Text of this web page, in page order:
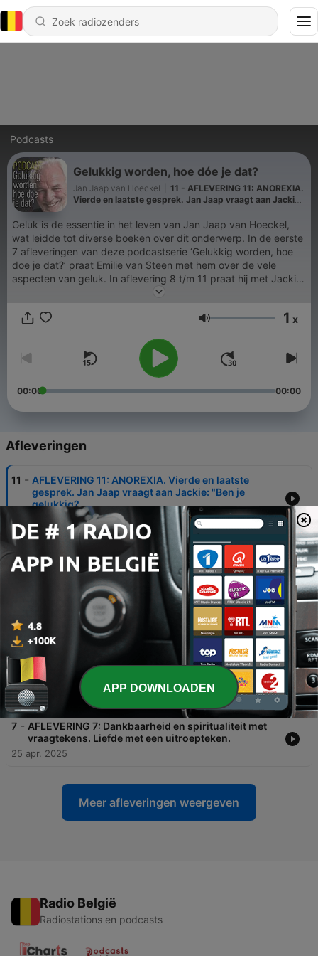
Podcasts
Gelukkig worden, hoe dóe je dat?
Jan Jaap van Hoeckel
11 - AFLEVERING 11: ANOREXIA.
Vierde en laatste gesprek. Jan Jaap vraagt aan Jackie:
Geluk is de essentie in het leven van Jan Jaap van Hoeckel,
wat leidde tot diverse boeken over dit onderwerp. In de eerste
7 afleveringen van deze podcastserie ‘Gelukkig worden, hoe
doe je dat?’ praat Emilie van Steen met hem over de vele
aspecten van geluk. In aflevering 8 t/m 11 praat hij met Jackie
over de duivelse ziekte anorexia, waaraan zij geleden heeft. En
Myrthe aan het woord over de haar stilgeboren dochter: de
toch het hervinden van haar geluk.
Volume 1 x
00:00 00:00
Afleveringen
11 - AFLEVERING 11: ANOREXIA. Vierde en laatste
gesprek. Jan Jaap vraagt aan Jackie: "Ben je
gelukkig?
28 aug. 2023
10
AFLEVERING 10: ANOREXIA. Jackie: ik was er zó
klaar mee, ik wilde dit gewoon niet meer!
08 aug. 2023
AFLEVERING 9: ANOREXIA. Het ging echt niet
langer zo, vertelt Jackie tegen Jan Jaap. 2e
gesprek.
27 jul. 2023
-
AFLEVERING 8: ANOREXIA. Jan Jaap praat met
Jackie over haar duivelse ziekte. 1e gesprek.
18 jul. 2023
7 - AFLEVERING 7: Dankbaarheid en spiritualiteit met
vraagtekens. Liefde met een uitroepteken.
25 apr. 2025
Meer afleveringen weergeven
Radio België
Radiostations en podcasts
APP DOWNLOADEN